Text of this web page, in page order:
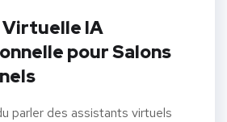
IA
pour Salons
parler des assistants virtuels